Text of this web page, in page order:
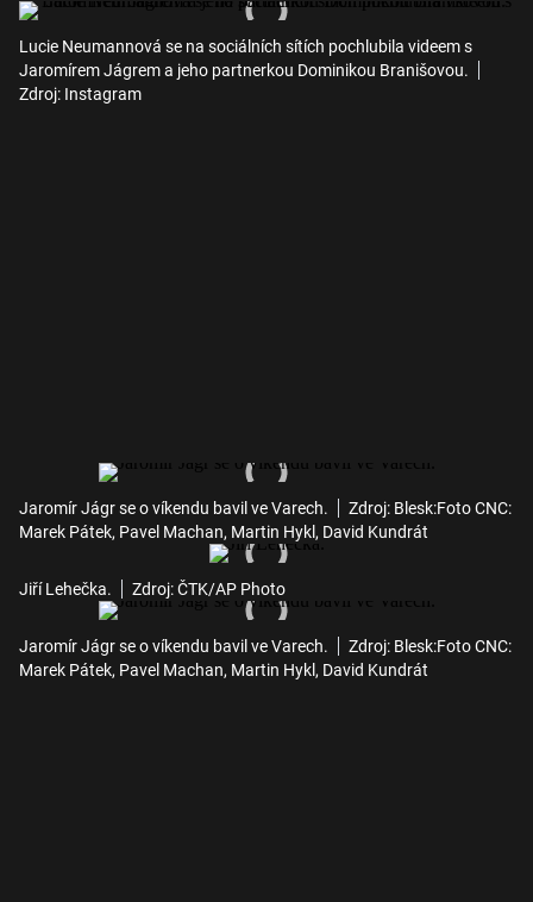
Lucie Neumannová se na sociálních sítích pochlubila videem s
Jaromírem Jágrem a jeho partnerkou Dominikou Branišovou.
Zdroj: Instagram
Jaromír Jágr se o víkendu bavil ve Varech.
Zdroj: Blesk:Foto CNC:
Marek Pátek, Pavel Machan, Martin Hykl, David Kundrát
Jiří Lehečka. Zdroj: ČTK/AP Photo
Jaromír Jágr se o víkendu bavil ve Varech.
Zdroj: Blesk:Foto CNC:
Marek Pátek, Pavel Machan, Martin Hykl, David Kundrát